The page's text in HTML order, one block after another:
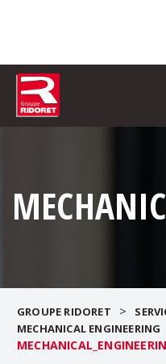
GROUPE RIDORET >
MECHANICAL ENGINEERING